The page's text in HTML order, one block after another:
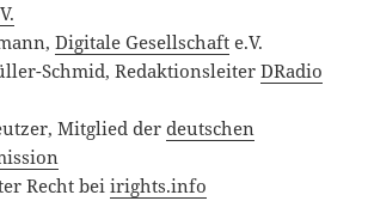
Digitale Gesellschaft e.V.
Schmid, RedaktionsleiterDRadio
Mitglied derdeutschen
Recht beiirights.info